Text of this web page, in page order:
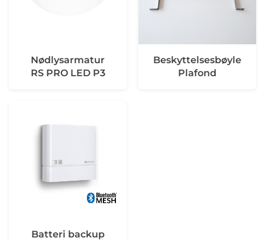
Nødlysarmatur
RS PRO LED P3
Beskyttelsesbøyle
Plafond
Batteri backup